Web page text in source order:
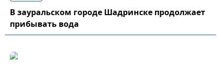
В зауральском городе Шадринске продолжает
прибывать вода